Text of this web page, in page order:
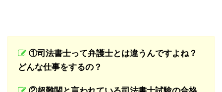
①司法書士って弁護士とは違うんですよね？
どんな仕事をするの？